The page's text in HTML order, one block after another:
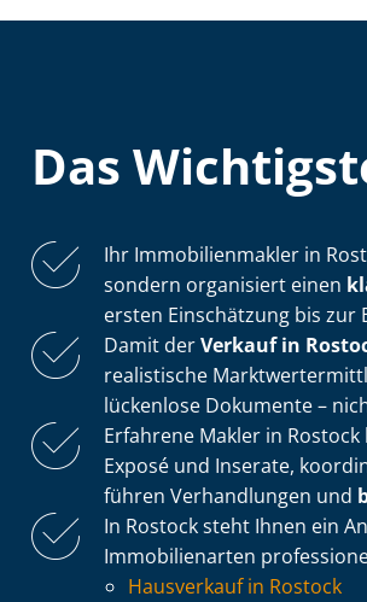
Das
Ihr Im­mo­bi­li­en­mak­ler in
sondern organisiert einen
ersten Einschätzung bis
Damit derVerkauf in
realistische
lückenlose Dokumente –
Erfahrene Makler in
Exposé und Inserate,
führen Verhandlungen und
In Rostock steht Ihnen ein
Immobilienarten
Hausverkauf in Rostock